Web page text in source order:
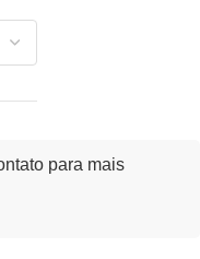
para mais